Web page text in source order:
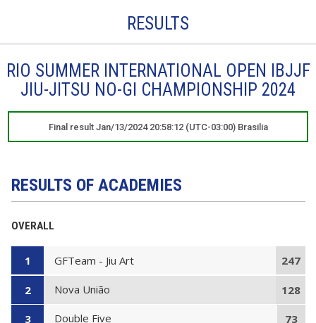
RESULTS
RIO SUMMER INTERNATIONAL OPEN IBJJF
JIU-JITSU NO-GI CHAMPIONSHIP 2024
Final result Jan/13/2024 20:58:12 (UTC-03:00) Brasilia
RESULTS OF ACADEMIES
OVERALL
1 GFTeam - Jiu Art 247
2 Nova União 128
3 Double Five 73